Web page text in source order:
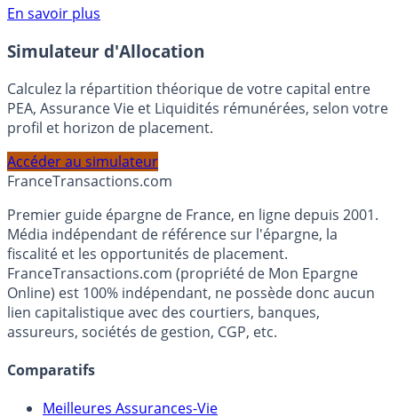
En savoir plus
Simulateur d'Allocation
Calculez la répartition théorique de votre capital entre
PEA, Assurance Vie et Liquidités rémunérées, selon votre
profil et horizon de placement.
Accéder au simulateur
FranceTransactions.com
Premier guide épargne de France, en ligne depuis 2001.
Média indépendant de référence sur l'épargne, la
fiscalité et les opportunités de placement.
FranceTransactions.com (propriété de Mon Epargne
Online) est 100% indépendant, ne possède donc aucun
lien capitalistique avec des courtiers, banques,
assureurs, sociétés de gestion, CGP, etc.
Comparatifs
Meilleures Assurances-Vie